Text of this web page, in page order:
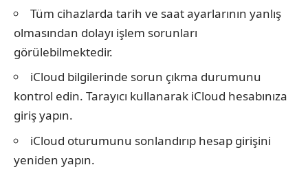
Tüm cihazlarda tarih ve saat ayarlarının yanlış
olmasından dolayı işlem sorunları
görülebilmektedir.
iCloud bilgilerinde sorun çıkma durumunu
kontrol edin. Tarayıcı kullanarak iCloud hesabınıza
giriş yapın.
iCloud oturumunu sonlandırıp hesap girişini
yeniden yapın.